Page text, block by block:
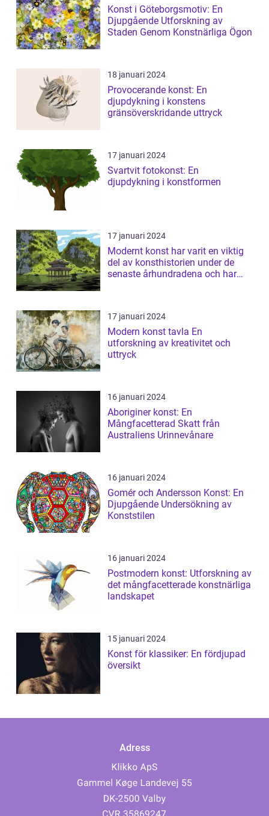
Konst i Göteborgsmotiv: En
Djupgående Utforskning av
Staden Genom Konstnärliga Ögon
18 januari 2024
Provocerande konst: En
djupdykning i konstens
gränsöverskridande uttryck
17 januari 2024
Svartvit fotokonst: En
djupdykning i konstformen
17 januari 2024
Modernt konst har varit en viktig
del av konsthistorien under de
senaste århundradena och har
17 januari 2024
Modern konst tavla En
utforskning av kreativitet och
uttryck
16 januari 2024
Aboriginer konst: En
Mångfacetterad Skatt från
Australiens Urinnevånare
16 januari 2024
Gomér och Andersson Konst: En
Djupgående Undersökning av
Konststilen
16 januari 2024
Postmodern konst: Utforskning av
det mångfacetterade konstnärliga
landskapet
15 januari 2024
Konst för klassiker: En fördjupad
översikt
Adress